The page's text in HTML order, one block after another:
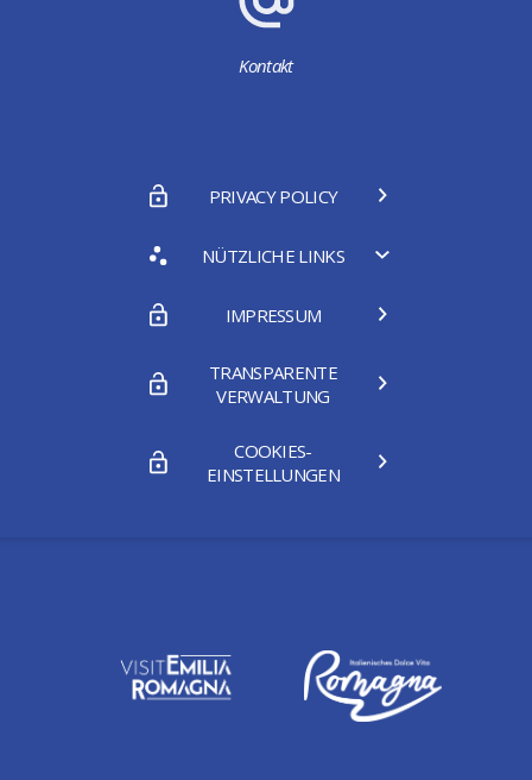
Kontakt
PRIVACY POLICY
NÜTZLICHE LINKS
IMPRESSUM
TRANSPARENTE
VERWALTUNG
COOKIES-
EINSTELLUNGEN